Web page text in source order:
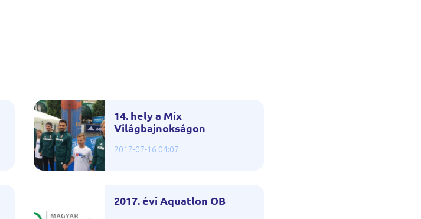
14. hely a Mix
Világbajnokságon
2017-07-16 04:07
2017. évi Aquatlon OB